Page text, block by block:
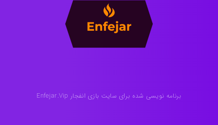
برنامه نویسی شده برای سایت بازی انفجار Enfejar.Vip